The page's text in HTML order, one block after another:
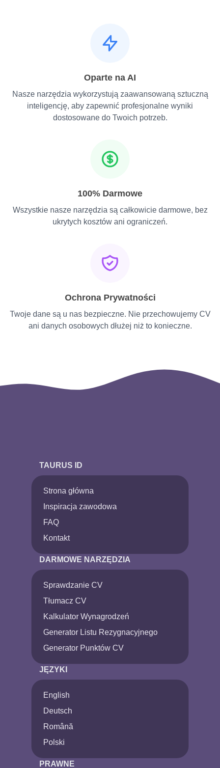
Oparte na AI
Nasze narzędzia wykorzystują zaawansowaną sztuczną
inteligencję, aby zapewnić profesjonalne wyniki
dostosowane do Twoich potrzeb.
100% Darmowe
Wszystkie nasze narzędzia są całkowicie darmowe, bez
ukrytych kosztów ani ograniczeń.
Ochrona Prywatności
Twoje dane są u nas bezpieczne. Nie przechowujemy CV
ani danych osobowych dłużej niż to konieczne.
TAURUS ID
Strona główna
Inspiracja zawodowa
FAQ
Kontakt
DARMOWE NARZĘDZIA
Sprawdzanie CV
Tłumacz CV
Kalkulator Wynagrodzeń
Generator Listu Rezygnacyjnego
Generator Punktów CV
JĘZYKI
English
Deutsch
Română
Polski
PRAWNE